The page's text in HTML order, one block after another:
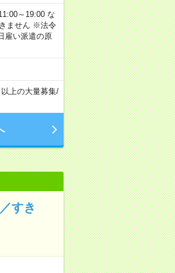
～19:00 な
ません ※法令
雇い派遣の原
上の大量募集/
すき